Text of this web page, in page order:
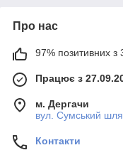
Про нас
97% позитивних з
Працює з
м. Дергачи
вул. Сумський
Контакти